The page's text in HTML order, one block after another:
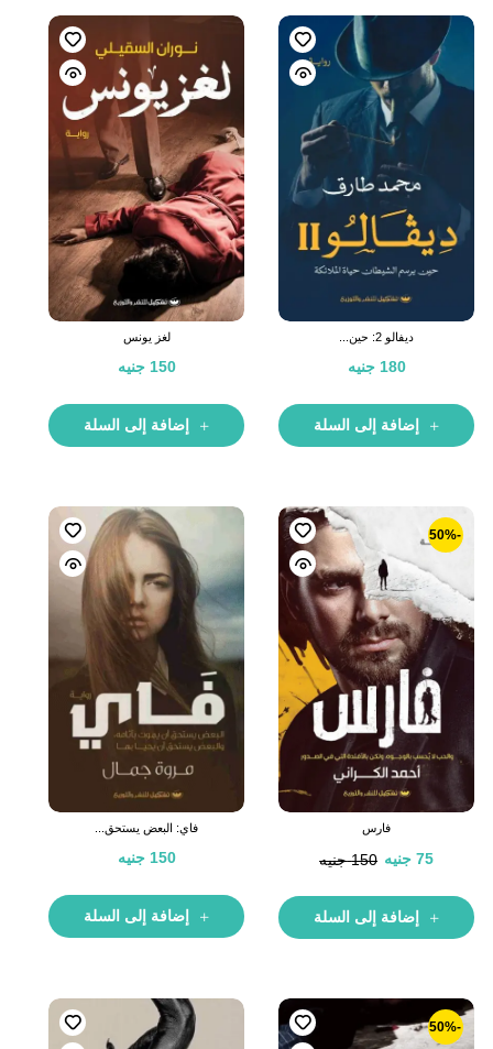
ديفالو 2: حين...
180 جنيه
إضافة إلى السلة
لغز يونس
150 جنيه
إضافة إلى السلة
-50%
فارس
150 جنيه 75 جنيه
إضافة إلى السلة
فاي: البعض يستحق...
150 جنيه
إضافة إلى السلة
-50%